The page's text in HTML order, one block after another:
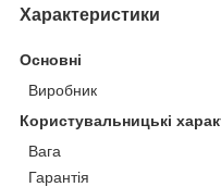
Характеристики
Основні
Виробник
Користувальницькі
Вага
Гарантія